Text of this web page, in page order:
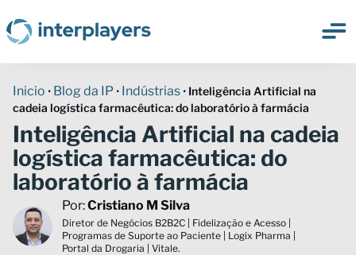
Inicio • Blog da IP • Indústrias • Inteligência Artificial na
cadeia logística farmacêutica: do laboratório à farmácia
Inteligência Artificial na cadeia
logística farmacêutica: do
laboratório à farmácia
Por:Cristiano M Silva
Diretor de Negócios B2B2C | Fidelização e Acesso |
Programas de Suporte ao Paciente | Logix Pharma |
Portal da Drogaria | Vitale.